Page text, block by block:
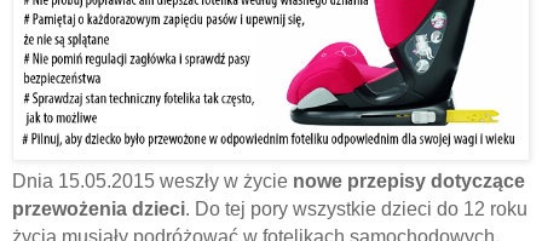
Dnia 15.05.2015 weszły w życie nowe przepisy dotyczące
przewożenia dzieci. Do tej pory wszystkie dzieci do 12 roku
życia musiały podróżować w fotelikach samochodowych.